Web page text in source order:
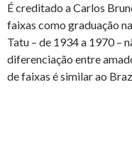
É creditado a Carlos
faixas como graduação
Tatu – de 1934 a 1970 –
diferenciação entre
de faixas é similar ao